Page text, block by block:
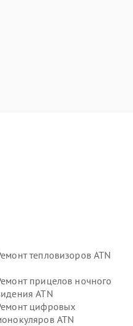
тепловизоров ATN
прицелов ночного
ATN
цифровых
ATN